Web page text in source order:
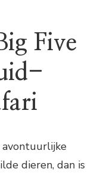
Five
avontuurlijke
dieren, dan is